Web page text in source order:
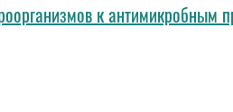
к антимикробным